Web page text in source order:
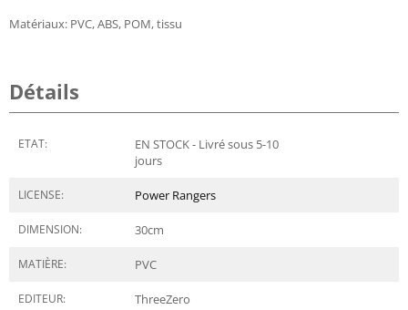
Matériaux: PVC, ABS, POM, tissu
Détails
ETAT:
EN STOCK - Livré sous 5-10
jours
LICENSE: Power Rangers
DIMENSION: 30cm
MATIÈRE: PVC
EDITEUR: ThreeZero